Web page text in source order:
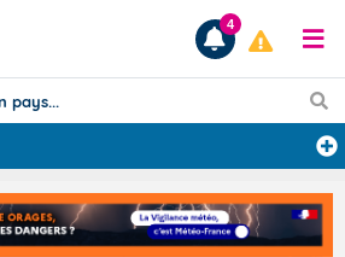
Prévisions
LES RÉSULTATS
4